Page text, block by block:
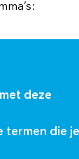
deze
termen die